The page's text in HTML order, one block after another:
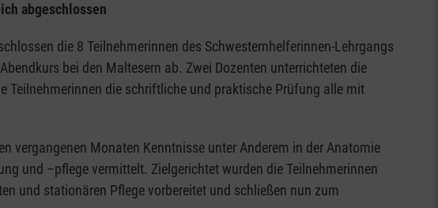
abgeschlossen
die 8 Teilnehmerinnen des Schwesternhelferinnen-Lehrgangs
bei den Maltesern ab. Zwei Dozenten unterrichteten die
Teilnehmerinnen die schriftliche und praktische Prüfung alle mit
vergangenen Monaten Kenntnisse unter Anderem in der Anatomie
und –pflege vermittelt. Zielgerichtet wurden die Teilnehmerinnen
und stationären Pflege vorbereitet und schließen nun zum